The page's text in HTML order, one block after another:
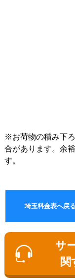
※お荷物の積み下
合があります。余
す。
埼玉料金表へ戻る
サ
関